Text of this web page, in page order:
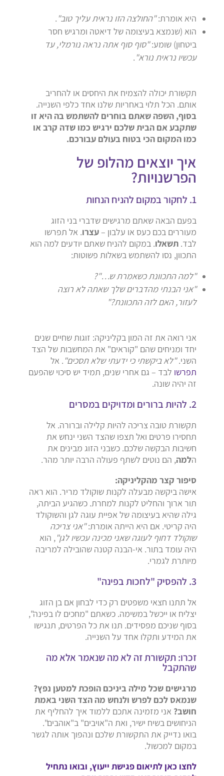
היא אומרת:"החולצה הזו נראית עליך טוב" .
הוא (שנמצא בעיצומה של דיאטה ומרגיש חסר
ביטחון) שומע:"סוף סוף אתה נראה נורמלי, עד
עכשיו נראית נורא" .
תקשורת יכולה להצמיח את היחסים או להחריב
אותם. הכל תלוי באחריות שלנו אחד כלפי השנייה.
בסוף, השפה שאתם בוחרים להשתמש בה היא זו
שתקבע אם הבית שלכם ירגיש כמו שדה קרב או
כמו המקום הכי בטוח בעולם עבורכם.
איך יוצאים מהלופ של
הפרשנויות?
1. לחקור במקום להניח הנחות
בפעם הבאה שאתם מרגישים שדברי בני הזוג
מעוררים בכם כעס או עלבון –עצרו. אל תפרשו
לבד. תשאלו. במקום להניח שאתם יודעים למה הוא
התכוון, נסו להשתמש בשאלות פשוטות:
"למה התכוונת כשאמרת ש…"?
"אני הבנתי מהדברים שלך שאתה לא רוצה
לעזור, האם לזה התכוונת?"
אני רואה את זה המון בקליניקה: זוגות שחיים שנים
יחד ומניחים שהם "קוראים" את המחשבות של הצד
השני."לא ביקשתי כי ידעתי שלא תסכים" . אל
תפרשו לבד – גם אחרי שנים, תמיד יש סיכוי שהפעם
זה יהיה שונה.
2. להיות ברורים ומדויקים במסרים
תקשורת טובה צריכה להיות קלילה וברורה. אל
תחסירו פרטים ואל תצפו שהצד השני ינחש את
חשיבות הבקשה שלכם. כשבני הזוג מבינים את
הלמה, הם נוטים לשתף פעולה הרבה יותר מהר.
סיפור קצר מהקליניקה:
אישה ביקשה מבעלה לקנות שוקולד מריר. הוא ראה
תור ארוך והחליט לקנות למחרת. כשהגיע הביתה,
גילה שהיא בעיצומה של אפיית עוגה לגן והשוקולד
היה קריטי. אם היא הייתה אומרת:"אני צריכה
שוקולד דחוף לעוגה שאני מכינה עכשיו לגן", הוא
היה עומד בתור. אי-הבנה קטנה שהובילה למריבה
מיותרת לגמרי.
3. להפסיק "לחכות בפינה"
אל תתנו חצאי משפטים רק כדי לבחון אם בן הזוג
יצליח או ייכשל במשימה. כשאתם "מחכים לו בפינה",
בסוף שניכם מפסידים. תנו את כל הפרטים, תנגישו
את המידע ותקלו אחד על השנייה.
זכרו: תקשורת זה לא מה שנאמר אלא מה
שהתקבל
מרגישים שכל מילה ביניכם הופכת למטען נפץ?
שנמאס לכם לפרש ולנחש מה הצד השני באמת
חושב? אני מזמינה אתכם ללמוד איך להחליף את
הניחושים בשיח ישיר, ואת ה"אויבים" ב"אוהבים".
בואו נדייק את התקשורת שלכם ונהפוך אותה לגשר
במקום למכשול.
לחצו כאן לתיאום פגישת ייעוץ, ובואו נתחיל